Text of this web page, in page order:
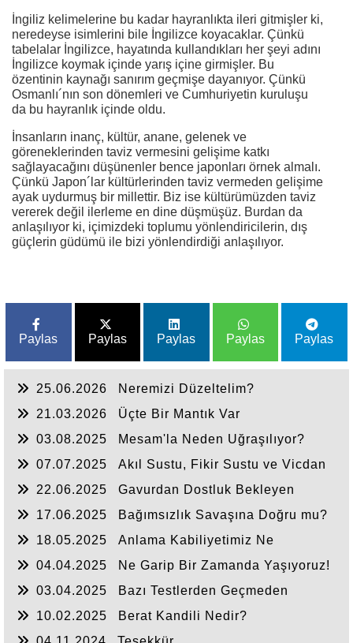
İngiliz kelimelerine bu kadar hayranlıkta ileri gitmişler ki,
neredeyse isimlerini bile İngilizce koyacaklar. Çünkü
tabelalar İngilizce, hayatında kullandıkları her şeyi adını
İngilizce koymak içinde yarış içine girmişler. Bu
özentinin kaynağı sanırım geçmişe dayanıyor. Çünkü
Osmanlı´nın son dönemleri ve Cumhuriyetin kuruluşu
da bu hayranlık içinde oldu.
İnsanların inanç, kültür, anane, gelenek ve
göreneklerinden taviz vermesini gelişime katkı
sağlayacağını düşünenler bence japonları örnek almalı.
Çünkü Japon´lar kültürlerinden taviz vermeden gelişime
ayak uydurmuş bir millettir. Biz ise kültürümüzden taviz
vererek değil ilerleme en dine düşmüşüz. Burdan da
anlaşılıyor ki, içimizdeki toplumu yönlendiricilerin, dış
güçlerin güdümü ile bizi yönlendirdiği anlaşılıyor.
Paylas Paylas Paylas Paylas Paylas
25.06.2026
Neremizi Düzeltelim?
21.03.2026
Üçte Bir Mantık Var
03.08.2025
Mesam'la Neden Uğraşılıyor?
07.07.2025
Akıl Sustu, Fikir Sustu ve Vicdan
22.06.2025
Gavurdan Dostluk Bekleyen
17.06.2025
Bağımsızlık Savaşına Doğru mu?
18.05.2025
Anlama Kabiliyetimiz Ne
04.04.2025
Ne Garip Bir Zamanda Yaşıyoruz!
03.04.2025
Bazı Testlerden Geçmeden
10.02.2025
Berat Kandili Nedir?